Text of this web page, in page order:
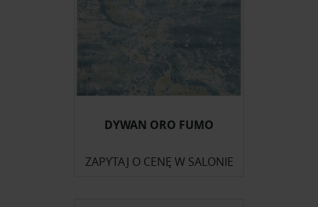
DYWAN ORO FUMO
ZAPYTAJ O CENĘ W SALONIE